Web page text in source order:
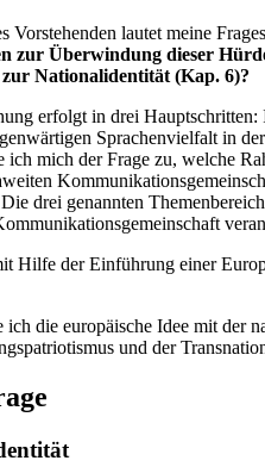
Vorstehenden lautet meine
zur Überwindung dieser
Nationalidentität (Kap. 6)?
erfolgt in drei Hauptschritten:
Sprachenvielfalt in
mich der Frage zu, welche
drei genannten
Hilfe der Einführung einer
ich die europäische Idee mit der
und der